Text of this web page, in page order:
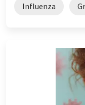
Influenza